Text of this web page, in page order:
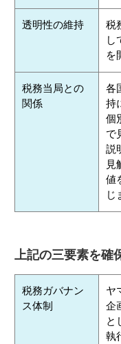
透明性の維持
税
し
を
税務当局との
関係
各
持
個
で
説
見
値
じ
上記の三要素を
税務ガバナン
ス体制
ヤ
企
と
執